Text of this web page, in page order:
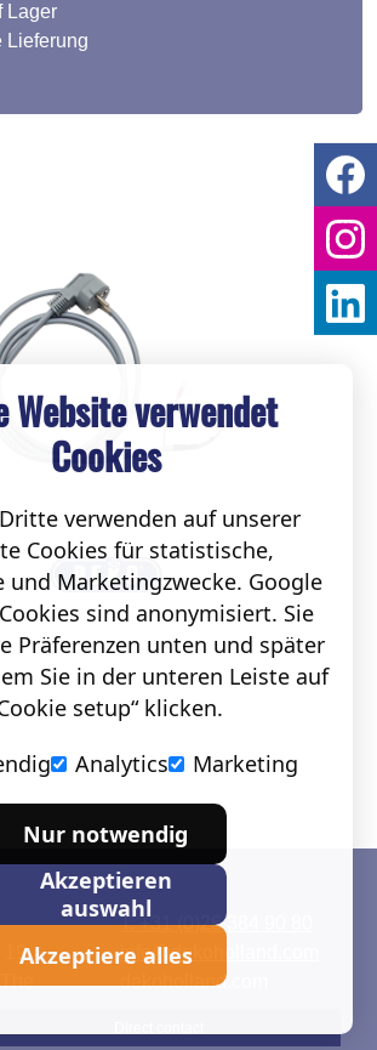
Lager
Lieferung
19
T. +31 (0)26 384 90 80
info@dekoholland.com
dekoholland.com
Website verwendet
Cookies
verwenden auf unserer
Cookies für statistische,
und Marketingzwecke. Google
sind anonymisiert. Sie
Präferenzen unten und später
Sie in der unteren Leiste auf
setup“ klicken.
Analytics Marketing
Nur notwendig
Akzeptieren
auswahl
Akzeptiere alles